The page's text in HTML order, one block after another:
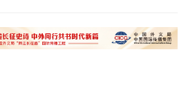
民越境事件已致约百人死亡